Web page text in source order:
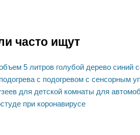
часто ищут
5 литров голубой дерево синий
с подогревом с сенсорным
для детской комнаты для
при коронавирусе